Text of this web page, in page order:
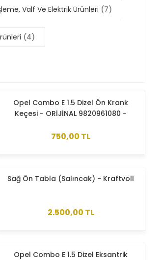
Valf Ve Elektrik Ürünleri (7)
(4)
Opel Combo E 1.5 Dizel Ön Krank
Keçesi - ORİJİNAL 9820961080 -
750,00 TL
Sağ Ön Tabla (Salıncak) - Kraftvoll
2.500,00 TL
Opel Combo E 1.5 Dizel Eksantrik